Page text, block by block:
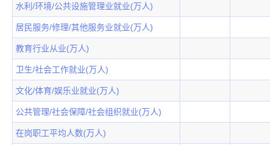
水利/环境/公共设施管理业就业(万人)
居民服务/修理/其他服务业就业(万人)
教育行业从业(万人)
卫生/社会工作就业(万人)
文化/体育/娱乐业就业(万人)
公共管理/社会保障/社会组织就业(万人)
在岗职工平均人数(万人)